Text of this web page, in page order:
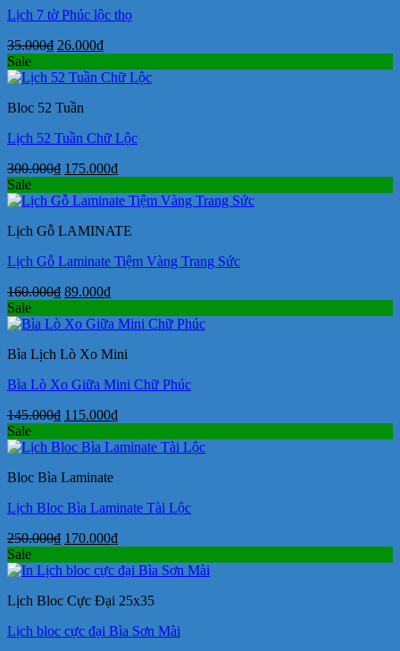
Lịch 7 tờ Phúc lộc thọ
35.000₫ Giá
là:
26.000₫Giá
tại
Sale
Bloc 52 Tuần
Lịch 52 Tuần Chữ Lộc
300.000₫ Giá
là:
175.000₫Giá
tại
175.000₫.
Sale
Lịch Gỗ LAMINATE
Lịch Gỗ Laminate Tiệm Vàng Trang Sức
160.000₫ Giá
là:
89.000₫Giá
tại
89.000₫.
Sale
Bìa Lịch Lò Xo Mini
Bìa Lò Xo Giữa Mini Chữ Phúc
145.000₫ Giá
là:
115.000₫Giá
tại
Sale
Bloc Bìa Laminate
Lịch Bloc Bìa Laminate Tài Lộc
250.000₫ Giá
là:
170.000₫Giá
tại
170.000₫.
Sale
Lịch Bloc Cực Đại 25x35
Lịch bloc cực đại Bìa Sơn Mài